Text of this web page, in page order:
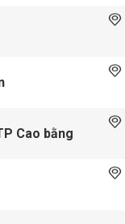
Cao bằng